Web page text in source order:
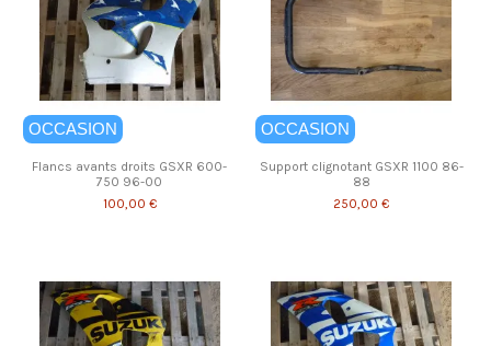
OCCASION
Flancs avants droits GSXR 600-
750 96-00
100,00 €
OCCASION
Support clignotant GSXR 1100 86-
88
250,00 €